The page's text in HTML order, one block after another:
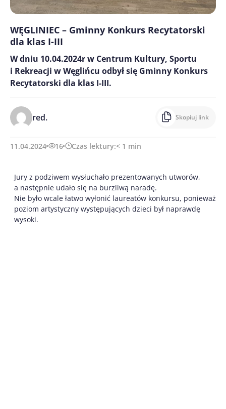
WĘGLINIEC – Gminny Konkurs Recytatorski
dla klas I-III
W dniu 10.04.2024r w Centrum Kultury, Sportu
i Rekreacji w Węglińcu odbył się Gminny Konkurs
Recytatorski dla klas I-III.
red. Skopiuj link
11.04.2024 16 Czas lektury:< 1 min
Jury z podziwem wysłuchało prezentowanych utworów,
a następnie udało się na burzliwą naradę.
Nie było wcale łatwo wyłonić laureatów konkursu, ponieważ
poziom artystyczny występujących dzieci był naprawdę
wysoki.